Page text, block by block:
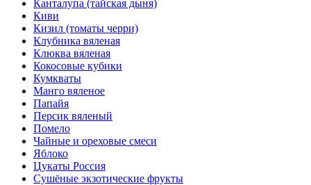
Канталупа (тайская дыня)
Киви
Кизил (томаты черри)
Клубника вяленая
Клюква вяленая
Кокосовые кубики
Кумкваты
Манго вяленое
Папайя
Персик вяленый
Помело
Чайные и ореховые смеси
Яблоко
Цукаты Россия
Сушёные экзотические фрукты